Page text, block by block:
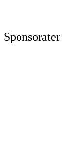
Sponsorater